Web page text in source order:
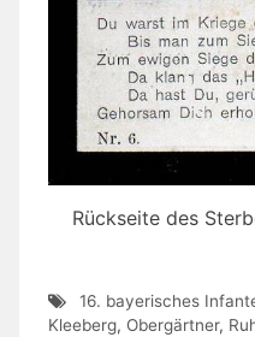
Rückseite des
16. bayerisches
Kleeberg, Obergärtner,